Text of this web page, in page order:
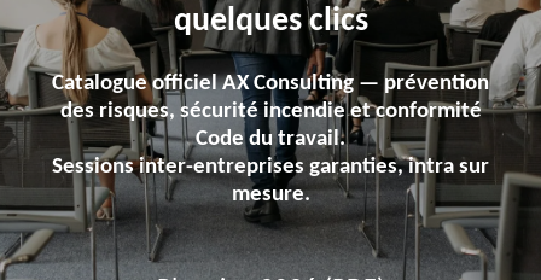
quelques clics
Catalogue officiel AX Consulting — prévention
des risques, sécurité incendie et conformité
Code du travail.
Sessions inter-entreprises garanties, intra sur
mesure.